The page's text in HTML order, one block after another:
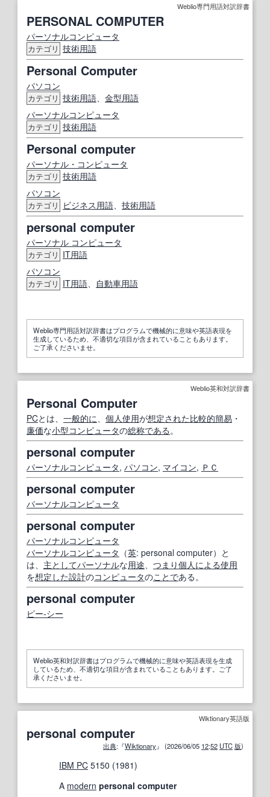
Weblio専門用語対訳辞書
PERSONAL COMPUTER
パーソナルコンピュータ
カテゴリ 技術用語
Personal Computer
パソコン
カテゴリ 技術用語
金型用語
パーソナルコンピュータ
カテゴリ 技術用語
Personal computer
パーソナル・コンピュータ
カテゴリ 技術用語
パソコン
カテゴリ ビジネス用語 技術用語
personal computer
パーソナル コンピュータ
カテゴリ IT用語
パソコン
カテゴリ IT用語 自動車用語
Weblio専門用語対訳辞書はプログラムで機械的に意味や英語表現を
生成しているため、不適切な項目が含まれていることもあります。
ご了承くださいませ。
Weblio英和対訳辞書
Personal Computer
PCとは、 一般的に 個人使用が想定された比較的簡易 ・
廉価な小型コンピュータの総称である 。
personal computer
パーソナルコンピュータ, パソコン, マイコン, ＰＣ
personal computer
パーソナルコンピュータ
personal computer
パーソナルコンピュータ
パーソナルコンピュータ （英: personal computer）と
は、 主としてパーソナルな用途 つまり個人 による使用
を想定した設計のコンピュータのことである。
personal computer
ピー‐シー
Weblio英和対訳辞書はプログラムで機械的に意味や英語表現を生成
しているため、不適切な項目が含まれていることもあります。ご了
承くださいませ。
Wiktionary英語版
personal computer
出典:『Wiktionary』 (2026/06/05 12:52 UTC 版)
IBM PC 5150 (1981)
A modern personal computer